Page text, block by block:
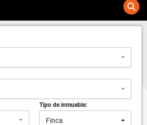
Tipo de inmueble:
Finca